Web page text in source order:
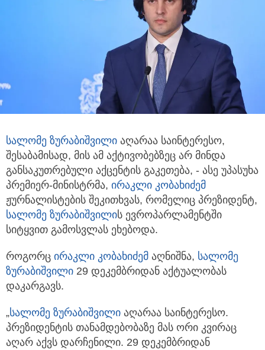
სალომე ზურაბიშვილი აღარაა საინტერესო,
შესაბამისად, მის ამ აქტივობებზეც არ მინდა
განსაკუთრებული აქცენტის გაკეთება, - ასე უპასუხა
პრემიერ-მინისტრმა, ირაკლი კობახიძემ
ჟურნალისტების შეკითხვას, რომელიც პრეზიდენტ,
სალომე ზურაბიშვილის ევროპარლამენტში
სიტყვით გამოსვლას ეხებოდა.
როგორც ირაკლი კობახიძემ აღნიშნა, სალომე
ზურაბიშვილი 29 დეკემბრიდან აქტუალობას
დაკარგავს.
„სალომე ზურაბიშვილი აღარაა საინტერესო.
პრეზიდენტის თანამდებობაზე მას ორი კვირაც
აღარ აქვს დარჩენილი. 29 დეკემბრიდან